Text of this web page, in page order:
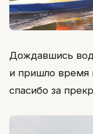
Дождавшись
и пришло время
спасибо за